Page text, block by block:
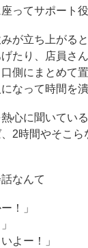
ってサポート
が立ち上がる
たり、店員さ
側にまとめて
なって時間を
心に聞いてい
2時間やそこら
なんて
！」
よー！」